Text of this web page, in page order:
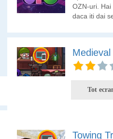
OZN-uri. Hai
daca iti dai
Esti un
medieval ce
Towing
Tot
Foloseste sagetile pentru a te